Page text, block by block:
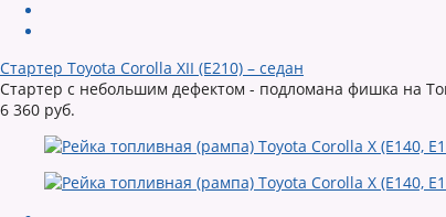
Стартер Toyota Corolla XII (E210) – седан
Стартер с небольшим дефектом - подломана фишка на
6 360 руб.